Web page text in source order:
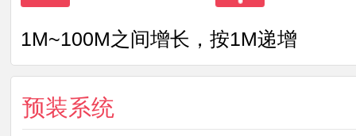
1M~100M之间增长，按1M递增
预装系统